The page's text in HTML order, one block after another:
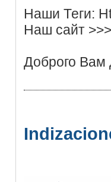
Наши Теги:
Наш сайт
Доброго Вам